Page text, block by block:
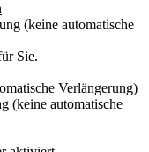
(keine automatische
Sie.
Verlängerung)
(keine automatische